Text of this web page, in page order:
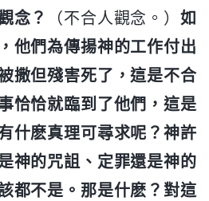
念？
（不合人觀念。）如
他們為傳揚神的工作付出
撒但殘害死了，這是不合
恰恰就臨到了他們，這是
什麽真理可尋求呢？神許
神的咒詛、定罪還是神的
都不是。那是什麽？對這